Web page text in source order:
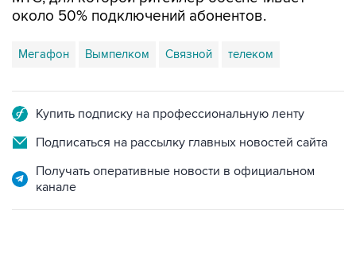
Мегафон Вымпелком Связной телеком
Подписаться на рассылку главных новостей сайта
Получать оперативные новости в официальном